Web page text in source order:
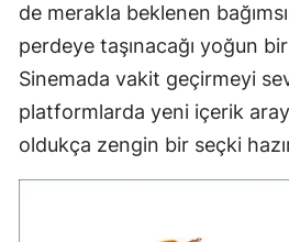
de merakla beklenen
perdeye taşınacağı yoğun
Sinemada vakit geçirmeyi
platformlarda yeni içerik
oldukça zengin bir seçki